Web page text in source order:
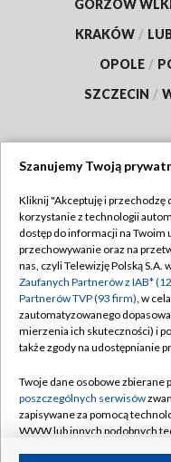
GORZÓW
KRAKÓW /
OPOLE /
SZCZECIN /
Abonament TVP
Emisja w TVP
Centrum informacji
Naziemna Telewizja
Rada Programowa
System NOS
Informacje o nadawcy
Szanujemy Twoją
Kliknij "Akceptuję i przechodzę
korzystanie z technologii
dostęp do informacji na
przechowywanie oraz na
nas, czyli Telewizję Polską S.A.
Zaufanych Partnerów z IAB*
Partnerów TVP (93 firm), w
zautomatyzowanego
mierzenia ich skuteczności) i
także zgody na udostępnianie
Twoje dane osobowe zbierane
poszczególnych serwisów
zapisywane za pomocą
WWW lub innych podobnych